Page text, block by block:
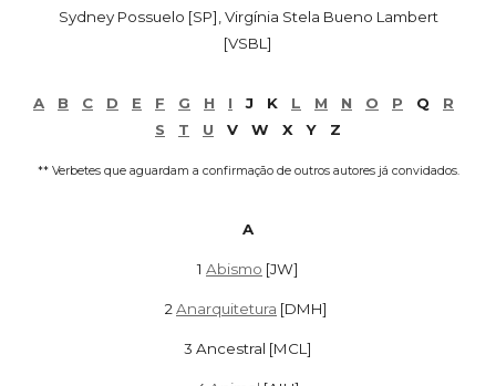
Sydney Possuelo [SP], Virgínia Stela Bueno Lambert
[VSBL]
A B C D E F G H I J K L M N O P Q R
S
T U V W X Y Z
** Verbetes que aguardam a confirmação de outros autores já convidados.
A
1 Abismo [JW]
2 Anarquitetura [DMH]
3 Ancestral [MCL]